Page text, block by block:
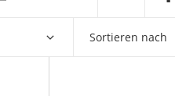
Sortieren nach